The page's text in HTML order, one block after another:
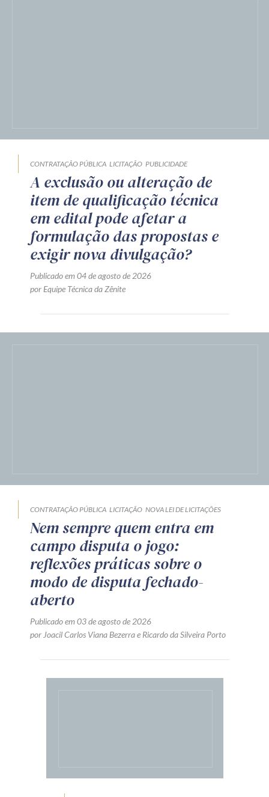
CONTRATAÇÃO PÚBLICA LICITAÇÃO PUBLICIDADE
A exclusão ou alteração de
item de qualificação técnica
em edital pode afetar a
formulação das propostas e
exigir nova divulgação?
Publicado em 04 de agosto de 2026
por Equipe Técnica da Zênite
CONTRATAÇÃO PÚBLICA LICITAÇÃO NOVA LEI DE LICITAÇÕES
Nem sempre quem entra em
campo disputa o jogo:
reflexões práticas sobre o
modo de disputa fechado-
aberto
Publicado em 03 de agosto de 2026
por Joacil Carlos Viana Bezerrae Ricardo da Silveira Porto